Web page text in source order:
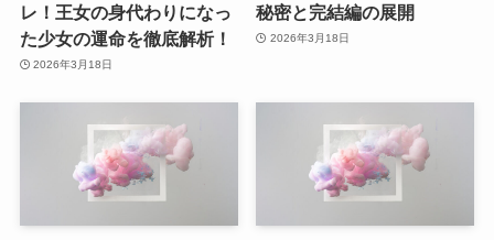
レ！王女の身代わりになっ
た少女の運命を徹底解析！
2026年3月18日
秘密と完結編の展開
2026年3月18日